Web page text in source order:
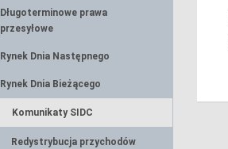
Długoterminowe prawa
przesyłowe
Rynek Dnia Następnego
Rynek Dnia Bieżącego
Komunikaty SIDC
Redystrybucja przychodów